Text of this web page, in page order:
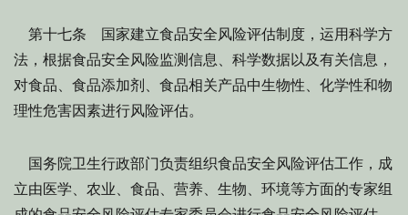
第十七条 国家建立食品安全风险评估制度，运用科学方
法，根据食品安全风险监测信息、科学数据以及有关信息，
对食品、食品添加剂、食品相关产品中生物性、化学性和物
理性危害因素进行风险评估。
国务院卫生行政部门负责组织食品安全风险评估工作，成
立由医学、农业、食品、营养、生物、环境等方面的专家组